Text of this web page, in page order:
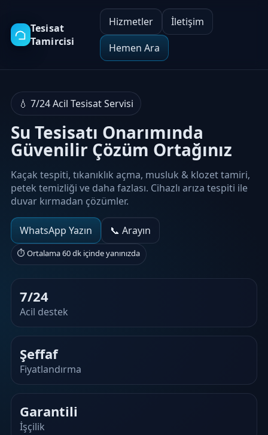
Tesisat
Tamircisi
Hizmetler
İletişim
Hemen Ara
💧 7/24 Acil Tesisat Servisi
Su Tesisatı Onarımında
Güvenilir Çözüm Ortağınız
Kaçak tespiti, tıkanıklık açma, musluk & klozet tamiri,
petek temizliği ve daha fazlası. Cihazlı arıza tespiti ile
duvar kırmadan çözümler.
WhatsApp Yazın 📞 Arayın
⏱️ Ortalama 60 dk içinde yanınızda
7/24
Acil destek
Şeffaf
Fiyatlandırma
Garantili
İşçilik